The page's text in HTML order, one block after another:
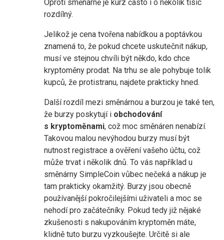
Oproti směnárně je kurz často i o několik tisíc
rozdílný.
Jelikož je cena tvořena nabídkou a poptávkou
znamená to, že pokud chcete uskutečnit nákup,
musí ve stejnou chvíli být někdo, kdo chce
kryptoměny prodat. Na trhu se ale pohybuje tolik
kupců, že protistranu, najdete prakticky hned.
Další rozdíl mezi směnárnou a burzou je také ten,
že burzy poskytují i obchodování
s kryptoměnami, což moc směnáren nenabízí.
Takovou malou nevýhodou burzy musí být
nutnost registrace a ověření vašeho účtu, což
může trvat i několik dnů. To vás například u
směnárny SimpleCoin vůbec nečeká a nákup je
tam prakticky okamžitý. Burzy jsou obecně
používanější pokročilejšími uživateli a moc se
nehodí pro začátečníky. Pokud tedy již nějaké
zkušenosti s nakupováním kryptoměn máte,
klidně tuto burzu vyzkoušejte. Určitě si ale